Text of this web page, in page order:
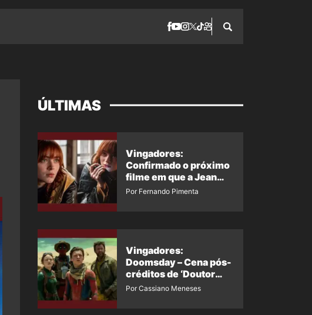
ÚLTIMAS
Vingadores:
Confirmado o próximo
filme em que a Jean
Grey irá aparecer
Por Fernando Pimenta
Vingadores:
Doomsday – Cena pós-
créditos de ‘Doutor
Destino’ é revelada
Por Cassiano Meneses